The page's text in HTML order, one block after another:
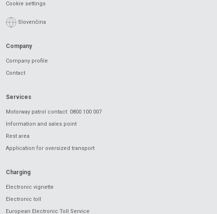
Cookie settings
Slovenčina
Company
Company profile
Contact
Services
Motorway patrol contact: 0800 100 007
Information and sales point
Rest area
Application for oversized transport
Charging
Electronic vignette
Electronic toll
European Electronic Toll Service